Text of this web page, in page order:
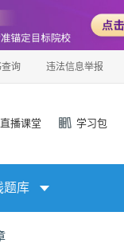
询 违法信息举报
直播课堂 学习包
题库